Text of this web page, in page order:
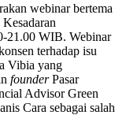
21.00 WIB. Webinar
terhadap isu
Vibia yang
founderPasar
Advisor Green
Cara sebagai salah